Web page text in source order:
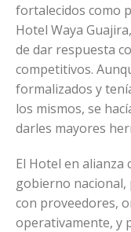
fortalecidos como
Hotel Waya
de dar respuesta
competitivos.
formalizados y
los mismos, se
darles mayores
El Hotel en
gobierno
con proveedores,
operativamente, y